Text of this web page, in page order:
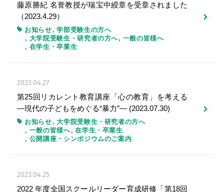
藤原勝紀 名誉教授が瑞宝中綬章を受章されました
（2023.4.29）
お知らせ
学部受験生の方へ
大学院受験生・研究者の方へ
一般の皆様へ
在学生・卒業生
2023.04.27
第25回リカレント教育講座「心の教育」を考える
―現代の子どもをめぐる“暴力”― (2023.07.30)
お知らせ
大学院受験生・研究者の方へ
一般の皆様へ
在学生・卒業生
公開講座・シンポジウムのご案内
2023.04.25
2022 年度全国スクールリーダー育成研修「第18回